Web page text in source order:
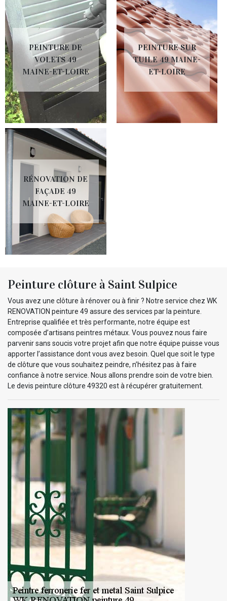
PEINTURE DE
VOLETS 49
MAINE-ET-LOIRE
PEINTURE SUR
TUILE 49 MAINE-
ET-LOIRE
RÉNOVATION DE
FAÇADE 49
MAINE-ET-LOIRE
Peinture clôture à Saint Sulpice
Vous avez une clôture à rénover ou à finir ? Notre service chez WK
RENOVATION peinture 49 assure des services par la peinture.
Entreprise qualifiée et très performante, notre équipe est
composée d’artisans peintres métaux. Vous pouvez nous faire
parvenir sans soucis votre projet afin que notre équipe puisse vous
apporter l’assistance dont vous avez besoin. Quel que soit le type
de clôture que vous souhaitez peindre, n’hésitez pas à faire
confiance à notre service. Nous allons prendre soin de votre bien.
Le devis peinture clôture 49320 est à récupérer gratuitement.